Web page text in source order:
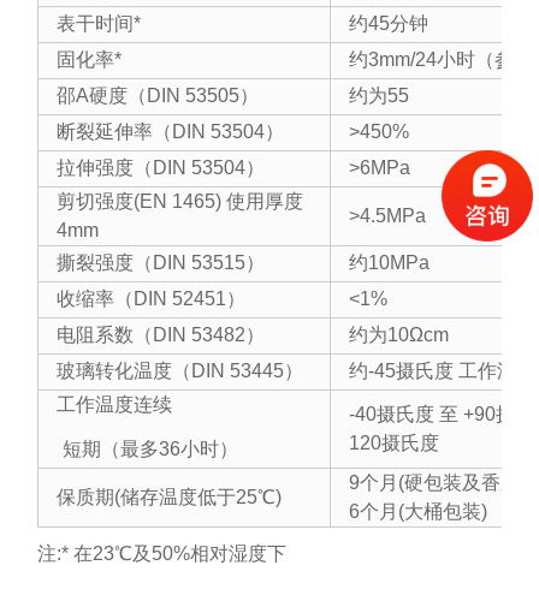
表干时间*
约45分钟
固化率*
约3mm/24小时（参照
邵A硬度（DIN 53505）
约为55
断裂延伸率（DIN 53504）
>450%
拉伸强度（DIN 53504）
>6MPa
剪切强度(EN 1465) 使用厚度
4mm
>4.5MPa
撕裂强度（DIN 53515）
约10MPa
收缩率（DIN 52451）
<1%
电阻系数（DIN 53482）
约为10Ωcm
玻璃转化温度（DIN 53445）
约-45摄氏度 工作温
工作温度连续
短期（最多36小时）
-40摄氏度 至 +90摄氏
120摄氏度
保质期(储存温度低于25℃)
9个月(硬包装及香肠
6个月(大桶包装)
注:* 在23℃及50%相对湿度下